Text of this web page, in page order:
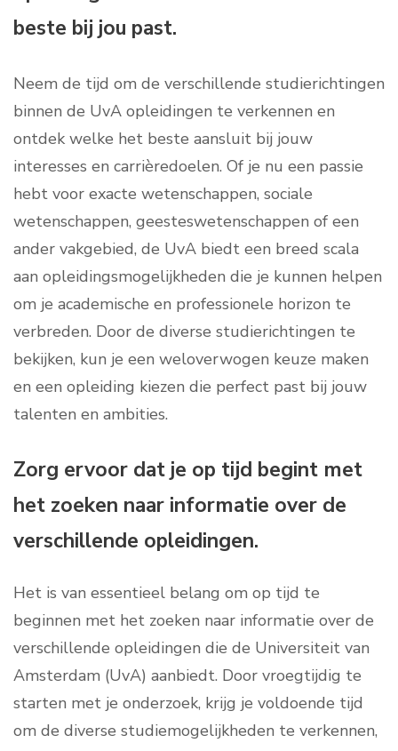
beste bij jou past.
Neem de tijd om de verschillende studierichtingen
binnen de UvA opleidingen te verkennen en
ontdek welke het beste aansluit bij jouw
interesses en carrièredoelen. Of je nu een passie
hebt voor exacte wetenschappen, sociale
wetenschappen, geesteswetenschappen of een
ander vakgebied, de UvA biedt een breed scala
aan opleidingsmogelijkheden die je kunnen helpen
om je academische en professionele horizon te
verbreden. Door de diverse studierichtingen te
bekijken, kun je een weloverwogen keuze maken
en een opleiding kiezen die perfect past bij jouw
talenten en ambities.
Zorg ervoor dat je op tijd begint met
het zoeken naar informatie over de
verschillende opleidingen.
Het is van essentieel belang om op tijd te
beginnen met het zoeken naar informatie over de
verschillende opleidingen die de Universiteit van
Amsterdam (UvA) aanbiedt. Door vroegtijdig te
starten met je onderzoek, krijg je voldoende tijd
om de diverse studiemogelijkheden te verkennen,